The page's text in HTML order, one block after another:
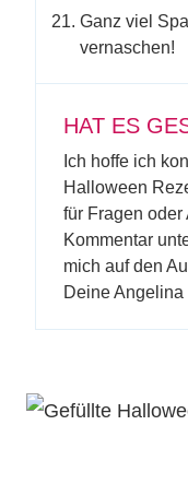
Ganz viel
vernaschen!
HAT ES
Ich hoffe ich
Halloween
für Fragen
Kommentar
mich auf den
Deine Angelina